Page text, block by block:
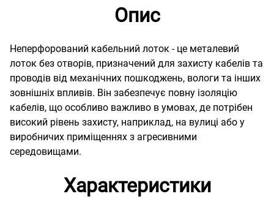
Опис
Неперфорований кабельний лоток - це металевий
лоток без отворів, призначений для захисту кабелів та
проводів від механічних пошкоджень, вологи та інших
зовнішніх впливів. Він забезпечує повну ізоляцію
кабелів, що особливо важливо в умовах, де потрібен
високий рівень захисту, наприклад, на вулиці або у
виробничих приміщеннях з агресивними
середовищами.
Характеристики